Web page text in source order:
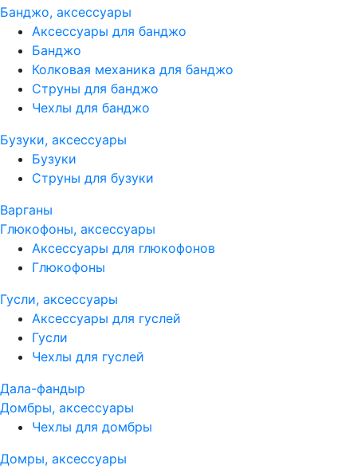
Банджо, аксессуары
Аксессуары для банджо
Банджо
Колковая механика для банджо
Струны для банджо
Чехлы для банджо
Бузуки, аксессуары
Бузуки
Струны для бузуки
Варганы
Глюкофоны, аксессуары
Аксессуары для глюкофонов
Глюкофоны
Гусли, аксессуары
Аксессуары для гуслей
Гусли
Чехлы для гуслей
Дала-фандыр
Домбры, аксессуары
Чехлы для домбры
Домры, аксессуары